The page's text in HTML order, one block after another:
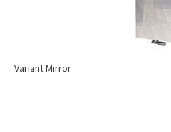
Variant Mirror